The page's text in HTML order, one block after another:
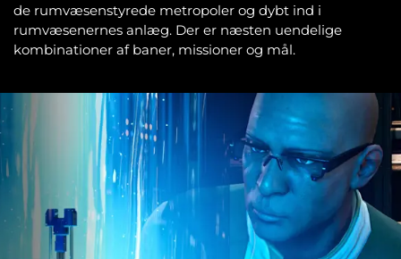
de rumvæsenstyrede metropoler og dybt ind i
rumvæsenernes anlæg. Der er næsten uendelige
kombinationer af baner, missioner og mål.